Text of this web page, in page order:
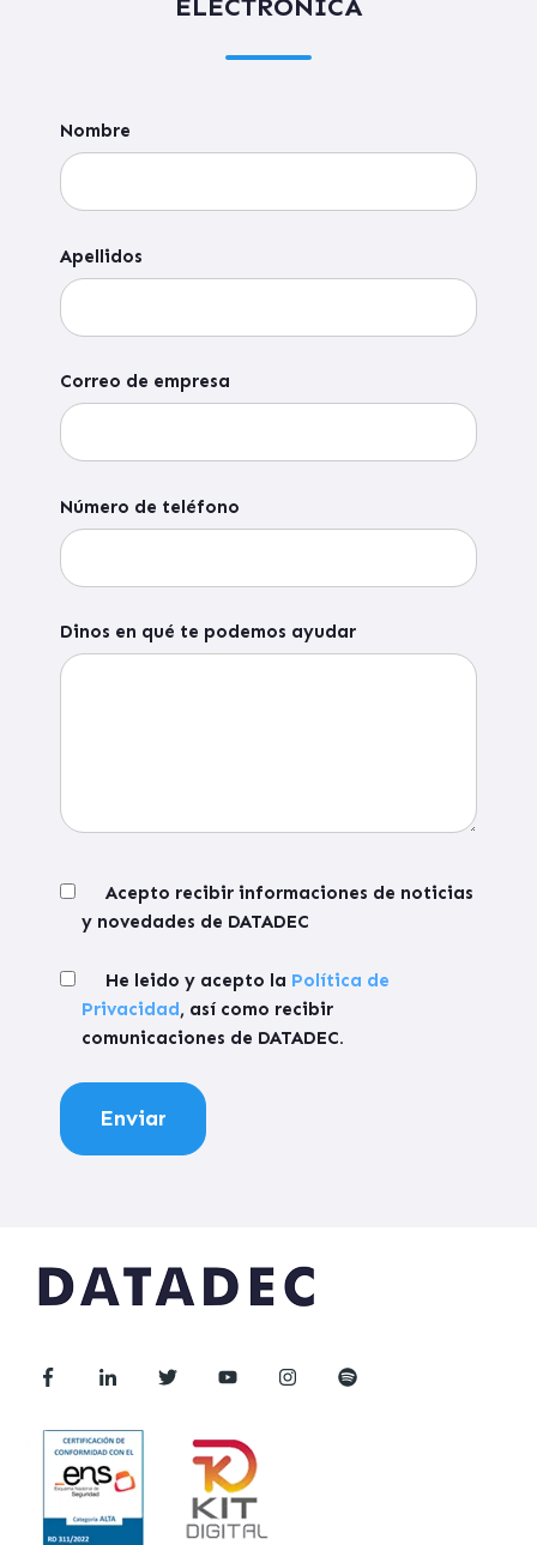
ELECTRÓNICA
Nombre
Apellidos
Correo de empresa
Número de teléfono
Dinos en qué te podemos ayudar
Acepto recibir informaciones de noticias
y novedades de DATADEC
He leido y acepto la Política de
Privacidad, así como recibir
comunicaciones de DATADEC.